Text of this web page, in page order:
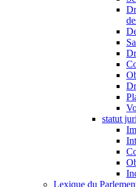
statut
Lexique du